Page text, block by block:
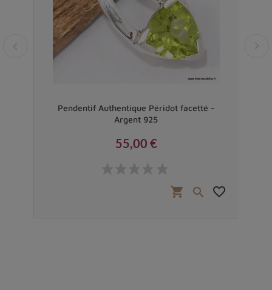
Pendentif Authentique Péridot facetté -
Argent 925
55,00 €
shopping_cart  favorite_border